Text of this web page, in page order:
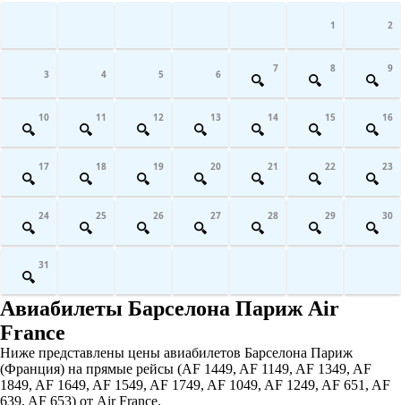
1 2
3 4 5 6 7 8 9
10 11 12 13 14 15 16
17 18 19 20 21 22 23
24 25 26 27 28 29 30
31
Авиабилеты Барселона Париж Air
France
Ниже представлены цены авиабилетов Барселона Париж
(Франция) на прямые рейсы (AF 1449, AF 1149, AF 1349, AF
1849, AF 1649, AF 1549, AF 1749, AF 1049, AF 1249, AF 651, AF
639, AF 653) от Air France.